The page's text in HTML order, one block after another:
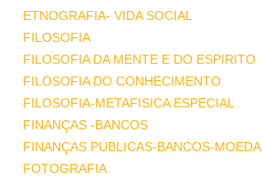
ETNOGRAFIA- VIDA SOCIAL
FILOSOFIA
FILOSOFIA DA MENTE E DO ESPIRITO
FILOSOFIA DO CONHECIMENTO
FILOSOFIA-METAFISICA ESPECIAL
FINANÇAS -BANCOS
FINANÇAS PUBLICAS-BANCOS-MOEDA
FOTOGRAFIA